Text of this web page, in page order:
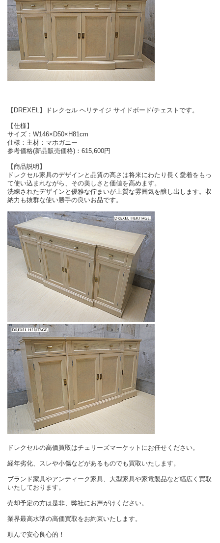
【DREXEL】ドレクセル ヘリテイジ サイドボード/チェストです。
【仕様】
サイズ：W146×D50×H81cm
仕様：主材：マホガニー
参考価格(新品販売価格)：615,600円
【商品説明】
ドレクセル家具のデザインと品質の高さは将来にわたり長く愛着をもっ
て使い込まれながら、その美しさと価値を高めます。
洗練されたデザインと優雅な佇まいが上質な雰囲気を醸し出します。収
納力も抜群な使い勝手の良いお品です。
ドレクセルの高価買取はチェリーズマーケットにお任せください。
経年劣化、スレや小傷などがあるものでも買取いたします。
ブランド家具やアンティーク家具、大型家具や家電製品など幅広く買取
いたしております。
売却予定の方は是非、弊社にお声がけください。
業界最高水準の高価買取をお約束いたします。
頼んで安心良心的！